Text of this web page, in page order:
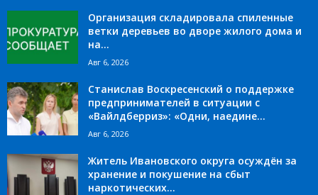
Организация складировала спиленные
ветки деревьев во дворе жилого дома и
на...
Авг 6, 2026
Станислав Воскресенский о поддержке
предпринимателей в ситуации с
«Вайлдберриз»: «Одни, наедине...
Авг 6, 2026
Житель Ивановского округа осуждён за
хранение и покушение на сбыт
наркотических...